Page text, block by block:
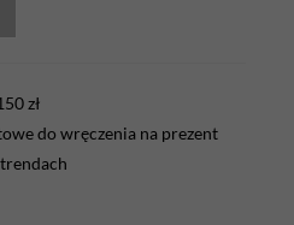
zł
do wręczenia na prezent